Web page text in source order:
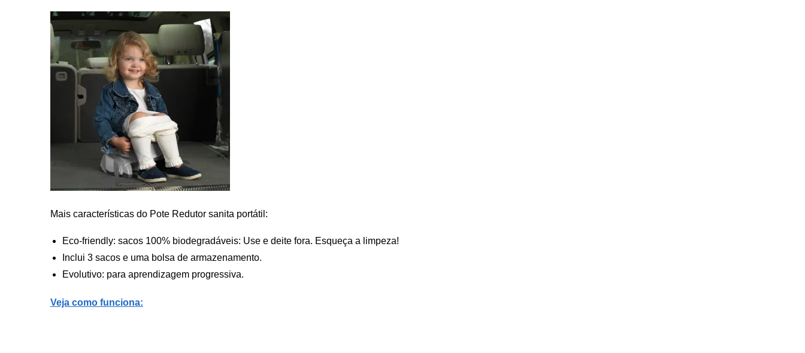
Mais características do Pote Redutor sanita portátil:
Eco-friendly: sacos 100% biodegradáveis: Use e deite fora. Esqueça a limpeza!
Inclui 3 sacos e uma bolsa de armazenamento.
Evolutivo: para aprendizagem progressiva.
Veja como funciona: